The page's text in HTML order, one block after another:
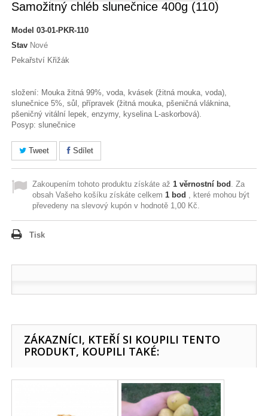
Samožitný chléb slunečnice 400g (110)
Model 03-01-PKR-110
Stav Nové
Pekařství Křižák
složení: Mouka žitná 99%, voda, kvásek (žitná mouka, voda),
slunečnice 5%, sůl, přípravek (žitná mouka, pšeničná vláknina,
pšeničný vitální lepek, enzymy, kyselina L-askorbová).
Posyp: slunečnice
Tweet Sdílet
Zakoupením tohoto produktu získáte až1 věrnostní bod . Za
obsah Vašeho košíku získáte celkem1 bod , které mohou být
převedeny na slevový kupón v hodnotě 1,00 Kč.
Tisk
ZÁKAZNÍCI, KTEŘÍ SI KOUPILI TENTO
PRODUKT, KOUPILI TAKÉ: